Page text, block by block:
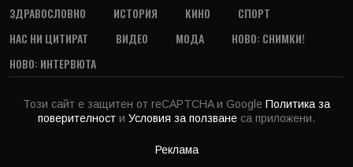
ЗДРАВОСЛОВНО
ИСТОРИЯ КИНО
СПОРТ
НАС НИ ЦИТИРАТ
ВИДЕО МОДА
НОВО: СНИМКИ!
НОВО: ИНТЕРВЮТА
Този сайт е защитен от reCAPTCHA и Google Политика за
поверителност и Условия за ползване са приложени.
Реклама